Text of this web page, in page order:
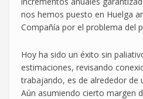
nos hemos puesto en Huelga
Compañía por el problema del
Hoy ha sido un éxito sin
estimaciones, revisando
trabajando, es de alrededor de
Aún asumiendo cierto margen